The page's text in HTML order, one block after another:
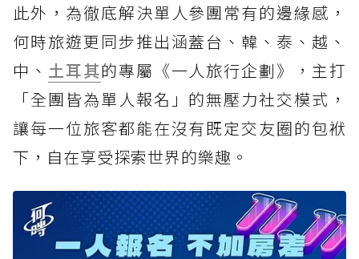
此外，為徹底解決單人參團常有的邊緣感，
何時旅遊更同步推出涵蓋台、韓、泰、越、
中、 土耳其的專屬《一人旅行企劃》，主打
「全團皆為單人報名」的無壓力社交模式，
讓每一位旅客都能在沒有既定交友圈的包袱
下，自在享受探索世界的樂趣。